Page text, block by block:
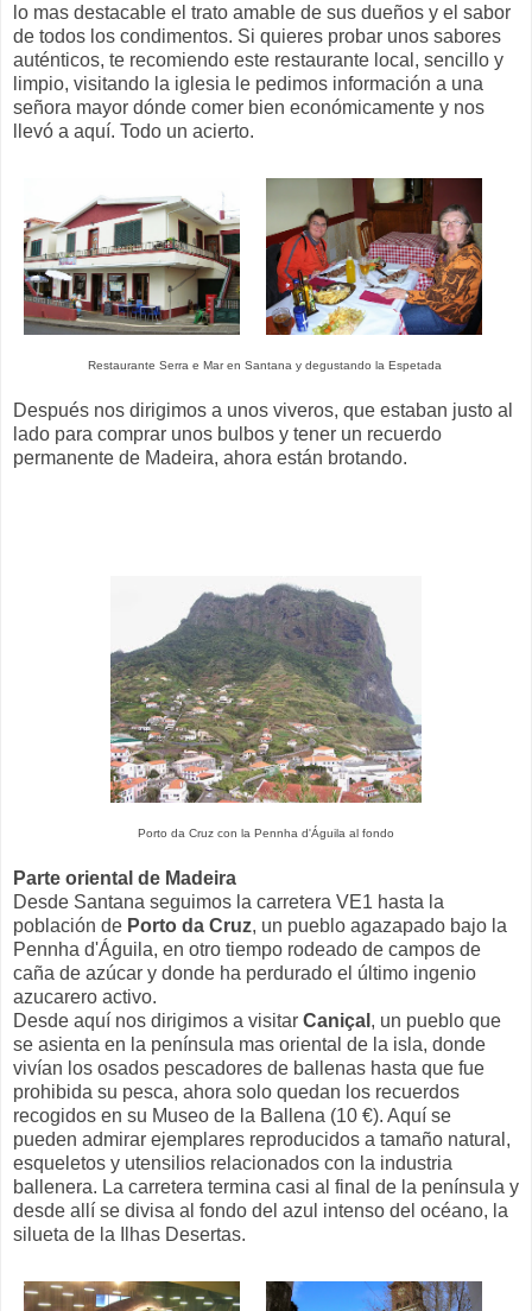
lo mas destacable el trato amable de sus dueños y el sabor
de todos los condimentos. Si quieres probar unos sabores
auténticos, te recomiendo este restaurante local, sencillo y
limpio, visitando la iglesia le pedimos información a una
señora mayor dónde comer bien económicamente y nos
llevó a aquí. Todo un acierto.
Restaurante Serra e Mar en Santana y degustando la Espetada
Después nos dirigimos a unos viveros, que estaban justo al
lado para comprar unos bulbos y tener un recuerdo
permanente de Madeira, ahora están brotando.
Porto da Cruz con la Pennha d'Águila al fondo
Parte oriental de Madeira
Desde Santana seguimos la carretera VE1 hasta la
población de Porto da Cruz, un pueblo agazapado bajo la
Pennha d'Águila, en otro tiempo rodeado de campos de
caña de azúcar y donde ha perdurado el último ingenio
azucarero activo.
Desde aquí nos dirigimos a visitar Caniçal , un pueblo que
se asienta en la península mas oriental de la isla, donde
vivían los osados pescadores de ballenas hasta que fue
prohibida su pesca, ahora solo quedan los recuerdos
recogidos en su Museo de la Ballena (10 €). Aquí se
pueden admirar ejemplares reproducidos a tamaño natural,
esqueletos y utensilios relacionados con la industria
ballenera. La carretera termina casi al final de la península y
desde allí se divisa al fondo del azul intenso del océano, la
silueta de la Ilhas Desertas.